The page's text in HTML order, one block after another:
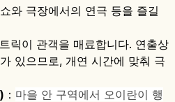
와 극장에서의 연극 등을 즐길
릭이 관객을 매료합니다. 연출상
있으므로, 개연 시간에 맞춰 극
： 마을 안 구역에서 오이란이 행